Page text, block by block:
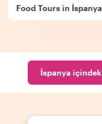
Food Tours in İspanya
İspanya